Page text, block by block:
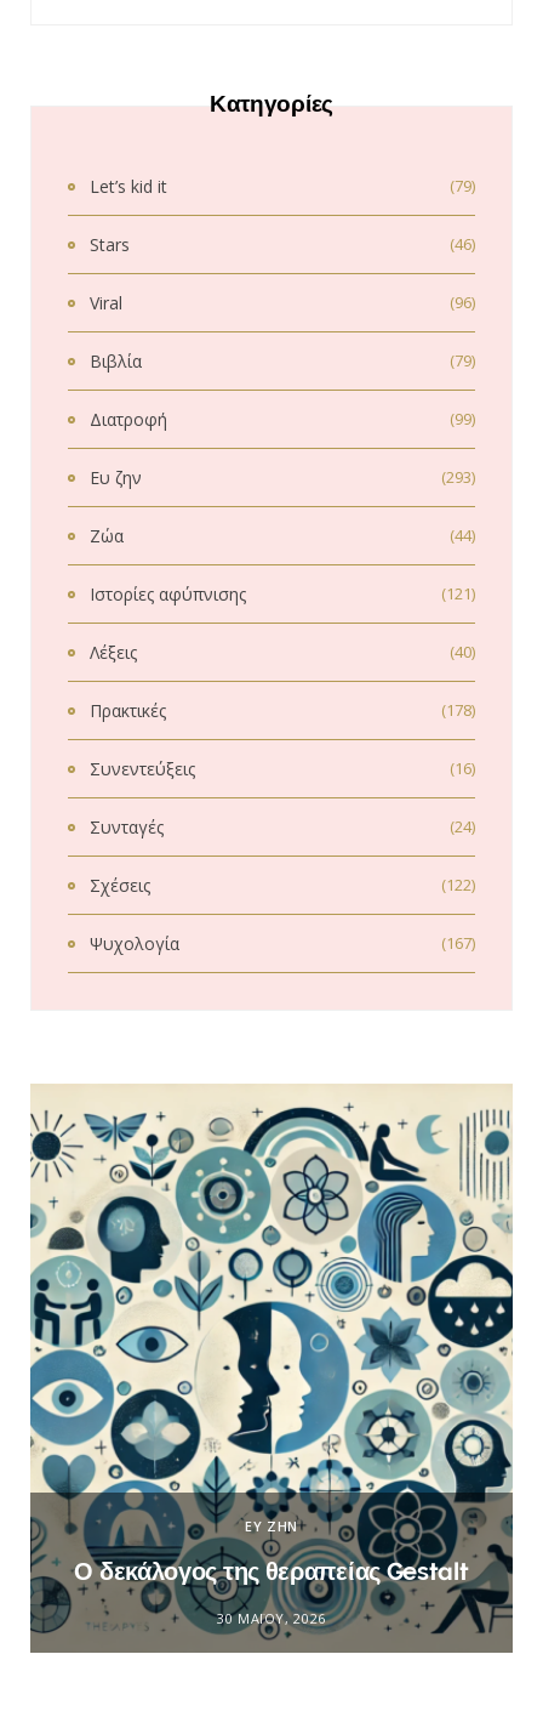
Κατηγορίες
Let’s kid it (79)
Stars (46)
Viral (96)
Βιβλία (79)
Διατροφή (99)
Ευ ζην (293)
Ζώα (44)
Ιστορίες αφύπνισης (121)
Λέξεις (40)
Πρακτικές (178)
Συνεντεύξεις (16)
Συνταγές (24)
Σχέσεις (122)
Ψυχολογία (167)
ΕΥ ΖΗΝ
Ο δεκάλογος της θεραπείας Gestalt
30 ΜΑΪ́ΟΥ, 2026